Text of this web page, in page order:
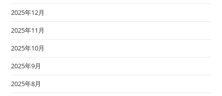
2025年12月
2025年11月
2025年10月
2025年9月
2025年8月